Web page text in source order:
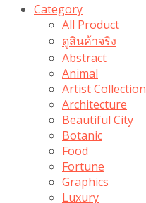
Category
All Product
ดูสินค้าจริง
Abstract
Animal
Artist Collection
Architecture
Beautiful City
Botanic
Food
Fortune
Graphics
Luxury